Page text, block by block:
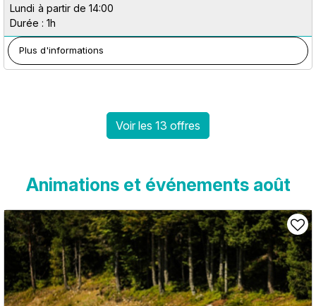
Lundi à partir de 14:00
Durée : 1h
Plus d'informations
Voir les 13 offres
Animations et événements août